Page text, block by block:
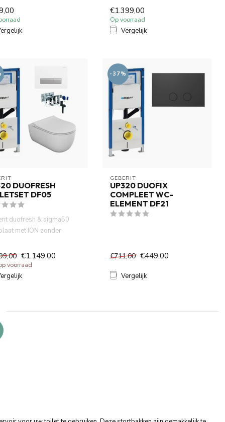
2025) is dé
voo...
€1.399,00
Op voorraad
Vergelijk
DUOFRESH
DF05
duofresh & sigma50
met ION zonder
€1.149,00
voorraad
-37%
GEBERIT
UP320 DUOFIX
COMPLEET WC-
ELEMENT DF21
€711,00 €449,00
Vergelijk